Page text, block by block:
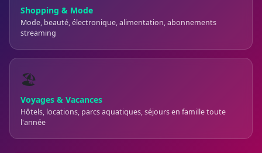
Shopping & Mode
Mode, beauté, électronique, alimentation, abonnements
streaming
🏖️
Voyages & Vacances
Hôtels, locations, parcs aquatiques, séjours en famille toute
l'année